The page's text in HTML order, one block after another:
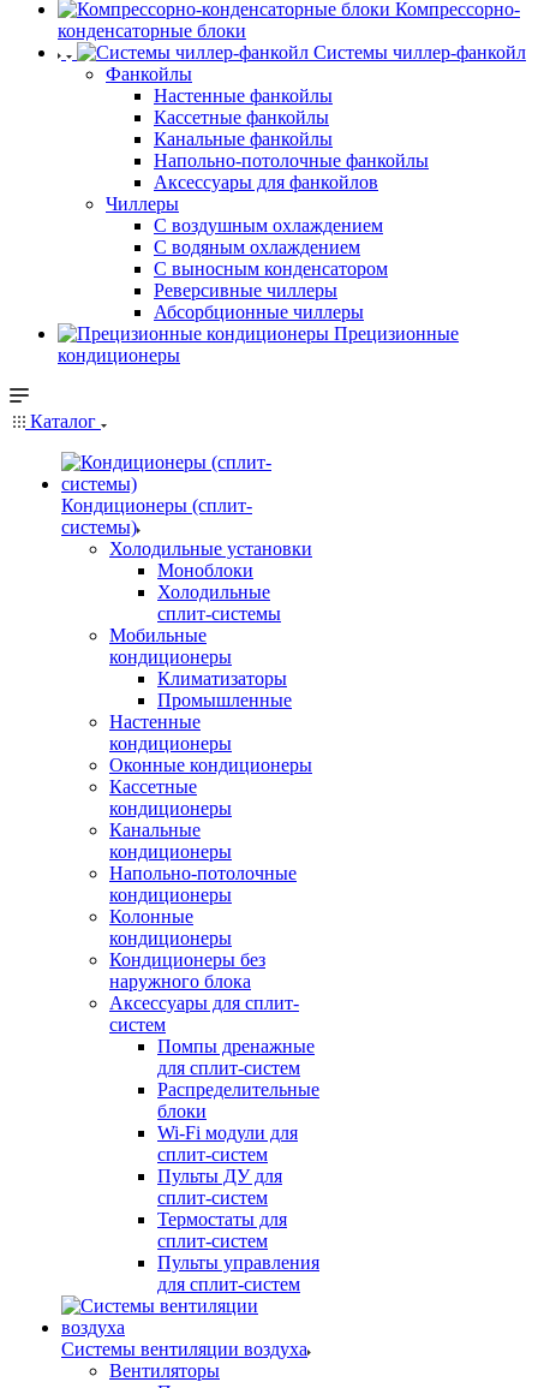
Компрессорно-
конденсаторные блоки
Системы чиллер-фанкойл
Фанкойлы
Настенные фанкойлы
Кассетные фанкойлы
Канальные фанкойлы
Напольно-потолочные фанкойлы
Аксессуары для фанкойлов
Чиллеры
С воздушным охлаждением
С водяным охлаждением
С выносным конденсатором
Реверсивные чиллеры
Абсорбционные чиллеры
Прецизионные
кондиционеры
Каталог
Кондиционеры (сплит-
системы)
Холодильные установки
Моноблоки
Холодильные
сплит-системы
Мобильные
кондиционеры
Климатизаторы
Промышленные
Настенные
кондиционеры
Оконные кондиционеры
Кассетные
кондиционеры
Канальные
кондиционеры
Напольно-потолочные
кондиционеры
Колонные
кондиционеры
Кондиционеры без
наружного блока
Аксессуары для сплит-
систем
Помпы дренажные
для сплит-систем
Распределительные
блоки
Wi-Fi модули для
сплит-систем
Пульты ДУ для
сплит-систем
Термостаты для
сплит-систем
Пульты управления
для сплит-систем
Системы вентиляции воздуха
Вентиляторы